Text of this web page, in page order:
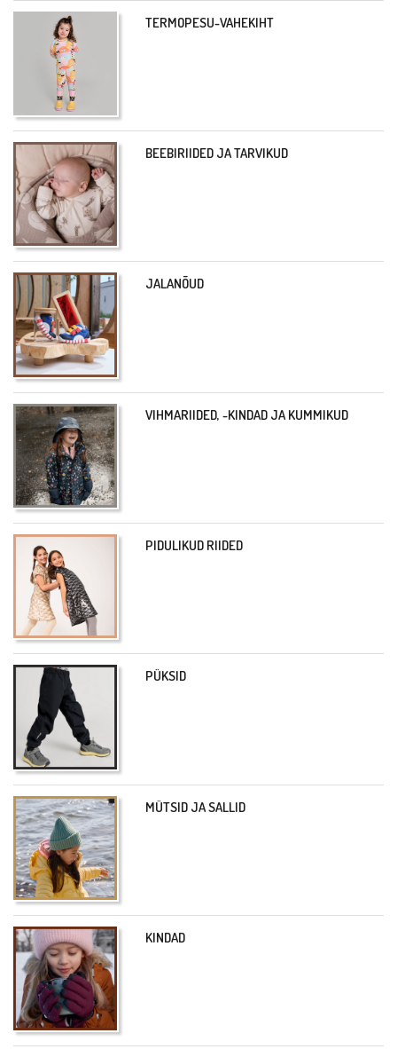
TERMOPESU-VAHEKIHT
BEEBIRIIDED JA TARVIKUD
JALANÕUD
VIHMARIIDED, -KINDAD JA KUMMIKUD
PIDULIKUD RIIDED
PÜKSID
MÜTSID JA SALLID
KINDAD